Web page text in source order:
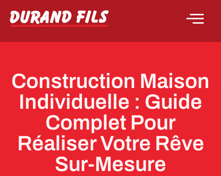
Construction Maison
Individuelle : Guide
Complet Pour
Réaliser Votre Rêve
Sur-Mesure